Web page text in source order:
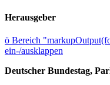
Herausgeber
ö Bereich
ein-/ausklappen
Deutscher Bundestag,